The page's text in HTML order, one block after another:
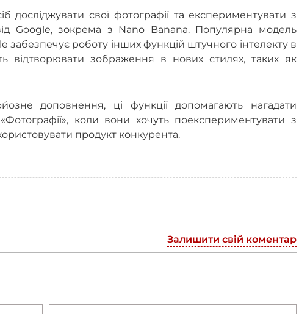
досліджувати свої фотографії та експериментувати з
Google, зокрема з Nano Banana. Популярна модель
забезпечує роботу інших функцій штучного інтелекту в
відтворювати зображення в нових стилях, таких як
доповнення, ці функції допомагають нагадати
коли вони хочуть поекспериментувати з
продукт конкурента.
Залишити свій коментар